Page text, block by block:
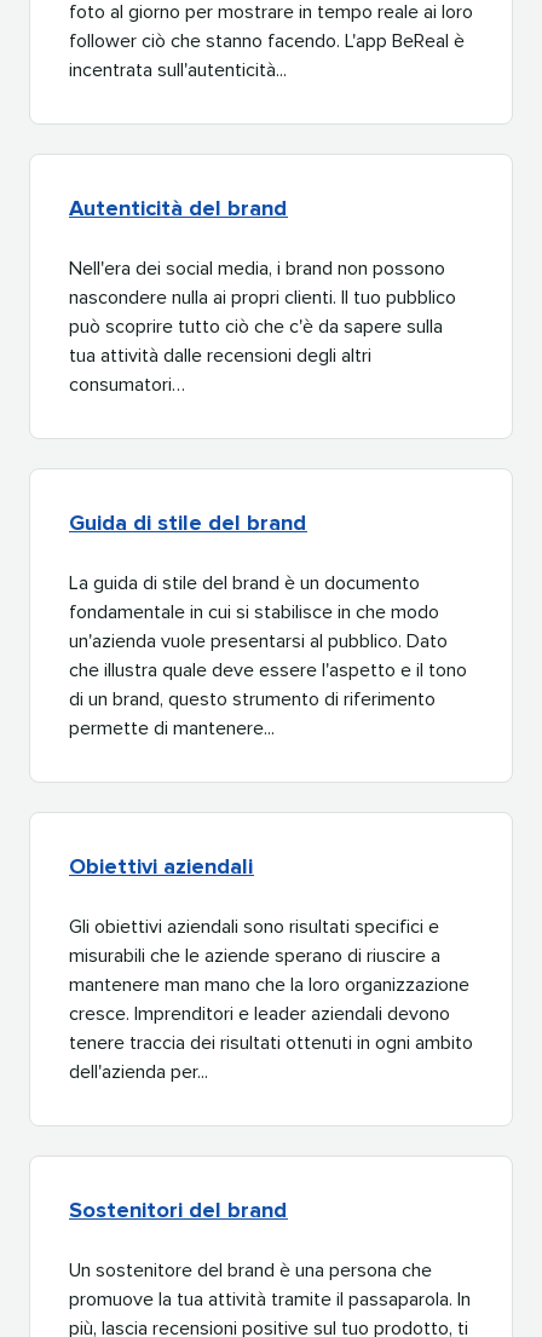
foto al giorno per mostrare in tempo reale ai loro
follower ciò che stanno facendo. L'app BeReal è
incentrata sull'autenticità...​​
Autenticità del brand​​
Nell'era dei social media, i brand non possono
nascondere nulla ai propri clienti. Il tuo pubblico
può scoprire tutto ciò che c'è da sapere sulla
tua attività dalle recensioni degli altri
consumatori…​​
Guida di stile del brand​​
La guida di stile del brand è un documento
fondamentale in cui si stabilisce in che modo
un'azienda vuole presentarsi al pubblico. Dato
che illustra quale deve essere l'aspetto e il tono
di un brand, questo strumento di riferimento
permette di mantenere...​​
Obiettivi aziendali​​
Gli obiettivi aziendali sono risultati specifici e
misurabili che le aziende sperano di riuscire a
mantenere man mano che la loro organizzazione
cresce. Imprenditori e leader aziendali devono
tenere traccia dei risultati ottenuti in ogni ambito
dell'azienda per...​​
Sostenitori del brand​​
Un sostenitore del brand è una persona che
promuove la tua attività tramite il passaparola. In
più, lascia recensioni positive sul tuo prodotto, ti